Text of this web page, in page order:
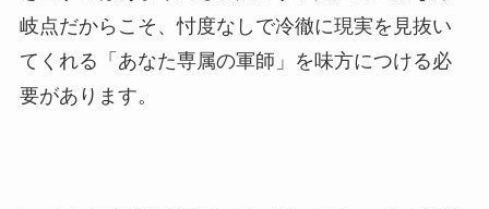
岐点だからこそ、忖度なしで冷徹に現実を見抜い
てくれる「あなた専属の軍師」を味方につける必
要があります。